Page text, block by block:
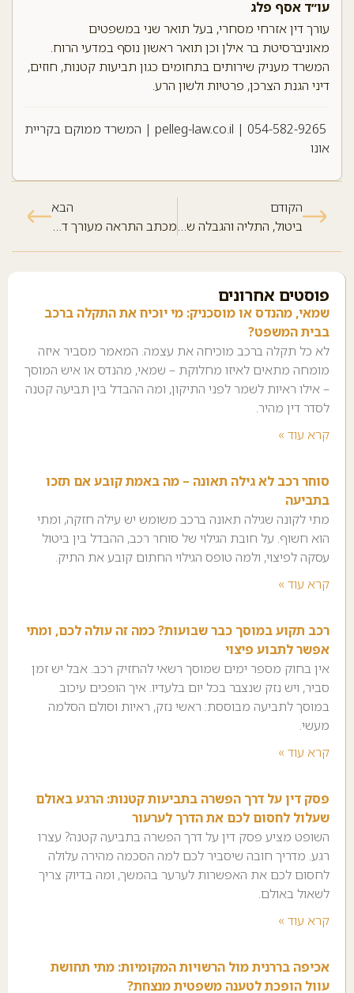
עו״ד אסף פלג
עורך דין אזרחי מסחרי, בעל תואר שני במשפטים
מאוניברסיטת בר אילן וכן תואר ראשון נוסף במדעי הרוח.
המשרד מעניק שירותים בתחומים כגון תביעות קטנות, חוזים,
דיני הגנת הצרכן, פרטיות ולשון הרע.
|
pelleg-law.co.il | המשרד ממוקם בקריית
אונו
הקודם
ביטול, התליה והגבלה של רישיונות במקצועות הרפואה – עורך דין אסף פלג
הבא
מכתב התראה מעורך דין: מתי שולחים, למה זה חשוב ואיך עושים את זה נכון?
פוסטים אחרונים
שמאי, מהנדס או מוסכניק: מי יוכיח את התקלה ברכב
בבית המשפט?
לא כל תקלה ברכב מוכיחה את עצמה. המאמר מסביר איזה
מומחה מתאים לאיזו מחלוקת – שמאי, מהנדס או איש המוסך
– אילו ראיות לשמר לפני התיקון, ומה ההבדל בין תביעה קטנה
לסדר דין מהיר.
קרא עוד »
סוחר רכב לא גילה תאונה – מה באמת קובע אם תזכו
בתביעה
מתי לקונה שגילה תאונה ברכב משומש יש עילה חזקה, ומתי
הוא חשוף. על חובת הגילוי של סוחר רכב, ההבדל בין ביטול
עסקה לפיצוי, ולמה טופס הגילוי החתום קובע את התיק.
קרא עוד »
רכב תקוע במוסך כבר שבועות? כמה זה עולה לכם, ומתי
אפשר לתבוע פיצוי
אין בחוק מספר ימים שמוסך רשאי להחזיק רכב. אבל יש זמן
סביר, ויש נזק שנצבר בכל יום בלעדיו. איך הופכים עיכוב
במוסך לתביעה מבוססת: ראשי נזק, ראיות וסולם הסלמה
מעשי.
קרא עוד »
פסק דין על דרך הפשרה בתביעות קטנות: הרגע באולם
שעלול לחסום לכם את הדרך לערעור
השופט מציע פסק דין על דרך הפשרה בתביעה קטנה? עצרו
רגע. מדריך חובה שיסביר לכם למה הסכמה מהירה עלולה
לחסום לכם את האפשרות לערער בהמשך, ומה בדיוק צריך
לשאול באולם.
קרא עוד »
אכיפה בררנית מול הרשויות המקומיות: מתי תחושת
עוול הופכת לטענה משפטית מנצחת?